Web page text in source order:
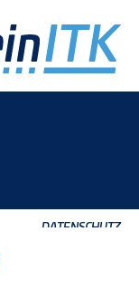
DATENSCHUTZ